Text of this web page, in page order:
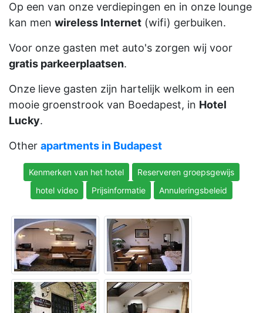
Op een van onze verdiepingen en in onze lounge
kan men wireless Internet (wifi) gerbuiken.
Voor onze gasten met auto's zorgen wij voor
gratis parkeerplaatsen.
Onze lieve gasten zijn hartelijk welkom in een
mooie groenstrook van Boedapest, in Hotel
Lucky.
Other apartments in Budapest
Kenmerken van het hotel
Reserveren groepsgewijs
hotel video
Prijsinformatie Annuleringsbeleid